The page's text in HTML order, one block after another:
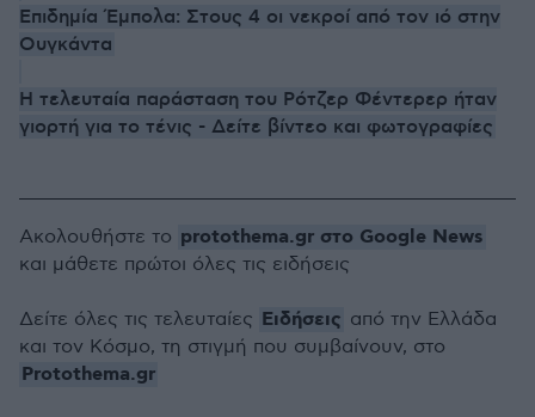
Επιδημία Έμπολα: Στους 4 οι νεκροί από τον ιό στην
Ουγκάντα
Η τελευταία παράσταση του Ρότζερ Φέντερερ ήταν
γιορτή για το τένις - Δείτε βίντεο και φωτογραφίες
Ακολουθήστε το protothema.gr στο Google News
και μάθετε πρώτοι όλες τις ειδήσεις
Δείτε όλες τις τελευταίες Ειδήσεις από την Ελλάδα
και τον Κόσμο, τη στιγμή που συμβαίνουν, στο
Protothema.gr